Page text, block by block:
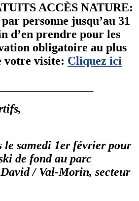
ACCÈS NATURE:
personne jusqu’au 31
d’en prendre pour les
obligatoire au plus
votre visite: Cliquez ici
le samedi 1er février pour
de fond au parc
/ Val-Morin, secteur